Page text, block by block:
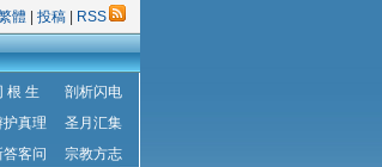
體 投稿 RSS
根 生
剖析闪电
护真理
圣月汇集
答客问 宗教方志